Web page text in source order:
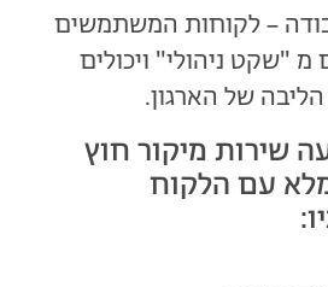
– לקוחות המשתמשים
מ "שקט ניהולי" ויכולים
של הארגון.
שירות מיקור חוץ
עם הלקוח